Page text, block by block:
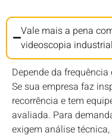
Vale mais a pena
videoscopia
Depende da
Se sua empresa faz
recorrência e tem
avaliada. Para
exigem análise